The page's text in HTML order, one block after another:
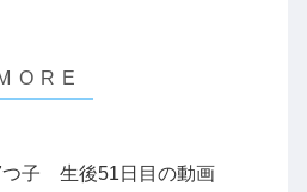
子 生後51日目の動画